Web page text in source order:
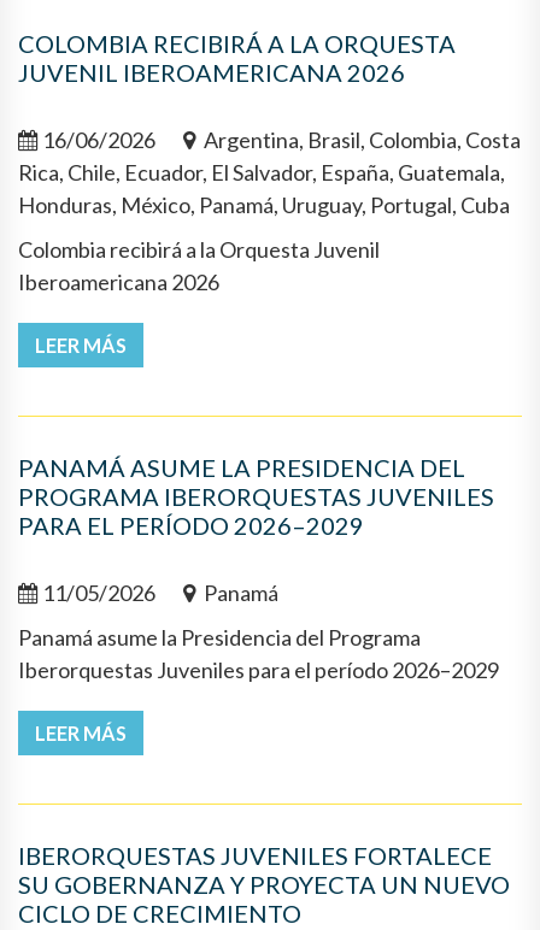
COLOMBIA RECIBIRÁ A LA ORQUESTA
JUVENIL IBEROAMERICANA 2026
16/06/2026
Argentina, Brasil, Colombia, Costa
Rica, Chile, Ecuador, El Salvador, España, Guatemala,
Honduras, México, Panamá, Uruguay, Portugal, Cuba
Colombia recibirá a la Orquesta Juvenil
Iberoamericana 2026
LEER MÁS
PANAMÁ ASUME LA PRESIDENCIA DEL
PROGRAMA IBERORQUESTAS JUVENILES
PARA EL PERÍODO 2026–2029
11/05/2026
Panamá
Panamá asume la Presidencia del Programa
Iberorquestas Juveniles para el período 2026–2029
LEER MÁS
IBERORQUESTAS JUVENILES FORTALECE
SU GOBERNANZA Y PROYECTA UN NUEVO
CICLO DE CRECIMIENTO